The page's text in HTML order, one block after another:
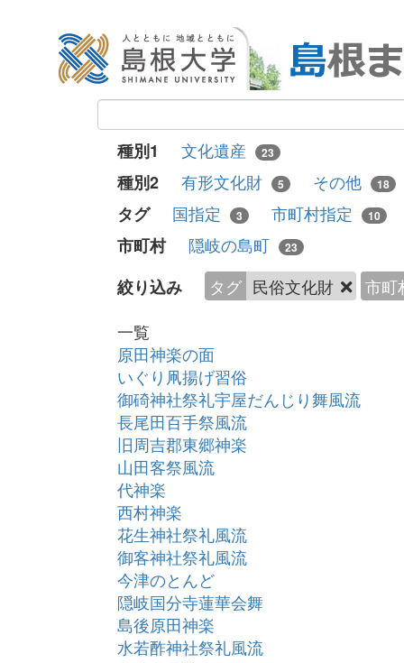
種別1 文化遺産 23
種別2 有形文化財 5 その他 18
タグ 国指定 3 市町村指定 10
市町村 隠岐の島町 23
絞り込み タグ 民俗文化財
市町
一覧
原田神楽の面
いぐり凧揚げ習俗
御碕神社祭礼宇屋だんじり舞風流
長尾田百手祭風流
旧周吉郡東郷神楽
山田客祭風流
代神楽
西村神楽
花生神社祭礼風流
御客神社祭礼風流
今津のとんど
隠岐国分寺蓮華会舞
島後原田神楽
水若酢神社祭礼風流